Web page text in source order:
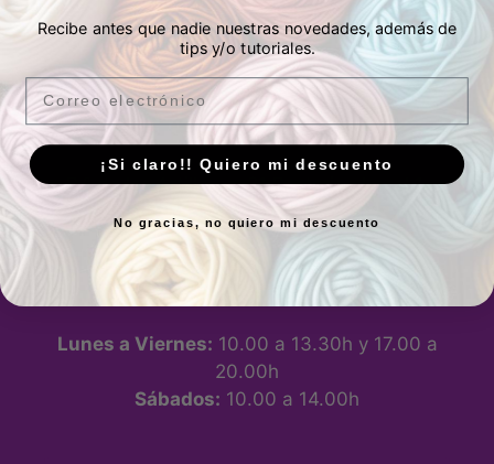
Tienda física
P.º de los Artilleros, 21 Posterior, Local 1,
Vicálvaro, 28032 Madrid, España -
ubicación
Horario
Lunes a Viernes: 10.00 a 13.30h y 17.00 a
20.00h
Sábados: 10.00 a 14.00h
Recibe antes que nadie nuestras novedades, además de
tips y/o tutoriales.
Email
¡Si claro!! Quiero mi descuento
No gracias, no quiero mi descuento